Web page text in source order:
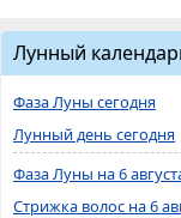
Лунный
Фаза Луны сегодня
Лунный день сегодня
Фаза Луны на 6
Стрижка волос на 6